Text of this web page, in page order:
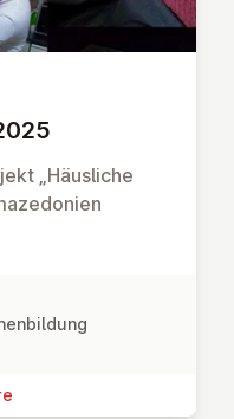
„Häusliche